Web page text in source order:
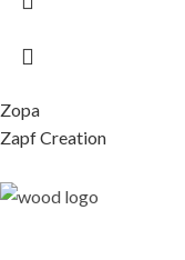
Zopa
Zapf Creation